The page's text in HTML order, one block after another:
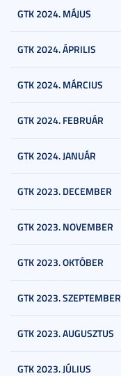
GTK 2024. MÁJUS
GTK 2024. ÁPRILIS
GTK 2024. MÁRCIUS
GTK 2024. FEBRUÁR
GTK 2024. JANUÁR
GTK 2023. DECEMBER
GTK 2023. NOVEMBER
GTK 2023. OKTÓBER
GTK 2023. SZEPTEMBER
GTK 2023. AUGUSZTUS
GTK 2023. JÚLIUS